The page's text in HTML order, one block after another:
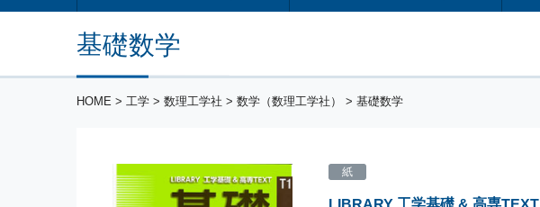
基礎数学
HOME > 工学 > 数理工学社 > 数学（数理工学社） > 基礎数学
紙